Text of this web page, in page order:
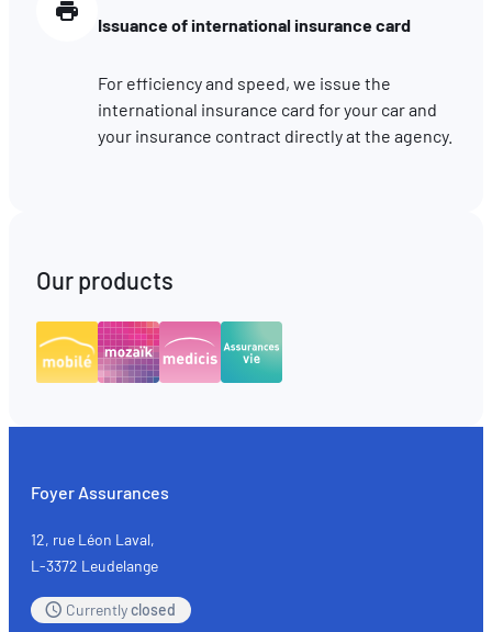
Issuance of international insurance card
For efficiency and speed, we issue the
international insurance card for your car and
your insurance contract directly at the agency.
Our products
Foyer Assurances
12, rue Léon Laval,
L-3372 Leudelange
Currentlyclosed